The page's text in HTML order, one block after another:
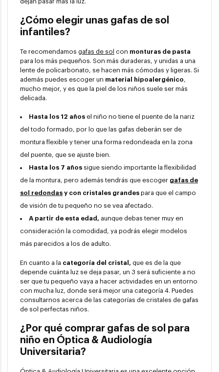
dejan pasar más la luz.
¿Cómo elegir unas gafas de sol
infantiles?
Te recomendamos gafas de sol con monturas de pasta
para los más pequeños. Son más duraderas, y unidas a una
lente de policarbonato, se hacen más cómodas y ligeras. Si
además puedes escoger un material hipoalergénico,
mucho mejor, y es que la piel de los niños suele ser más
delicada.
Hasta los 12 años el niño no tiene el puente de la nariz
del todo formado, por lo que las gafas deberán ser de
montura flexible y tener una forma redondeada en la zona
del puente, que se ajuste bien.
Hasta los 7 años sigue siendo importante la flexibilidad
de la montura, pero además tendrás que escoger gafas de
sol redondas y con cristales grandes para que el campo
de visión de tu pequeño no se vea afectado.
A partir de esta edad, aunque debas tener muy en
consideración la comodidad, ya podrás elegir modelos
más parecidos a los de adulto.
En cuanto a la categoría del cristal, que es de la que
depende cuánta luz se deja pasar, un 3 será suficiente a no
ser que tu pequeño vaya a hacer actividades en un entorno
con mucha luz, donde será mejor una categoría 4. Puedes
consultarnos acerca de las categorías de cristales de gafas
de sol perfectas niños.
¿Por qué comprar gafas de sol para
niño en Óptica & Audiología
Universitaria?